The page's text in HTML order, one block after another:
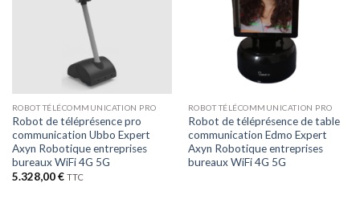
ROBOT TÉLÉCOMMUNICATION PRO
Robot de téléprésence pro
communication Ubbo Expert
Axyn Robotique entreprises
bureaux WiFi 4G 5G
5.328,00€ TTC
ROBOT TÉLÉCOMMUNICATION PRO
Robot de téléprésence de table
communication Edmo Expert
Axyn Robotique entreprises
bureaux WiFi 4G 5G